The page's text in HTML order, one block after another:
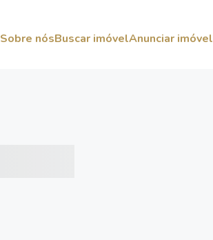
Sobre nósBuscar imóvelAnunciar imóvel